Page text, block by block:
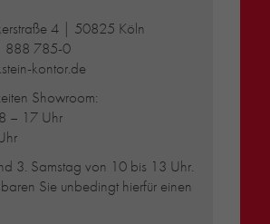
4 | 50825 Köln
888 785-0
kontor.de
Showroom:
– 17 Uhr
3. Samstag von 10 bis 13 Uhr.
Sie unbedingt hierfür einen